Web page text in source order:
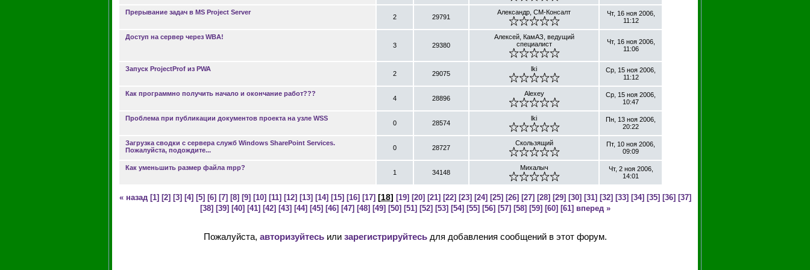
Прерывание задач в MS Project Server
2 29791
Александр, СМ-Консалт
Чт, 16 ноя 2006,
11:12
Доступ на сервер через WBA!
3
29380
Алексей, КамАЗ, ведущий
специалист
Чт, 16 ноя 2006,
11:06
Запуск ProjectProf из PWA
2 29075
lki
Ср, 15 ноя 2006,
11:12
Как программно получить начало и окончание работ???
4 28896
Alexey
Ср, 15 ноя 2006,
10:47
Проблема при публикации документов проекта на узле WSS
0 28574
lki
Пн, 13 ноя 2006,
20:22
Загрузка сводки с сервера служб Windows SharePoint Services.
Пожалуйста, подождите...
0 28727
Скользящий
Пт, 10 ноя 2006,
09:09
Как уменьшить размер файла mpp?
1 34148
Михалыч
Чт, 2 ноя 2006,
14:01
« назад [1] [2] [3] [4] [5] [6] [7] [8] [9] [10] [11] [12] [13] [14] [15] [16] [17] [18] [19] [20] [21] [22] [23] [24] [25] [26] [27] [28] [29] [30] [31] [32] [33] [34] [35] [36] [37]
[38] [39] [40] [41] [42] [43] [44] [45] [46] [47] [48] [49] [50] [51] [52] [53] [54] [55] [56] [57] [58] [59] [60] [61] вперед »
Пожалуйста, авторизуйтесьили зарегистрируйтесьдля добавления сообщений в этот форум.